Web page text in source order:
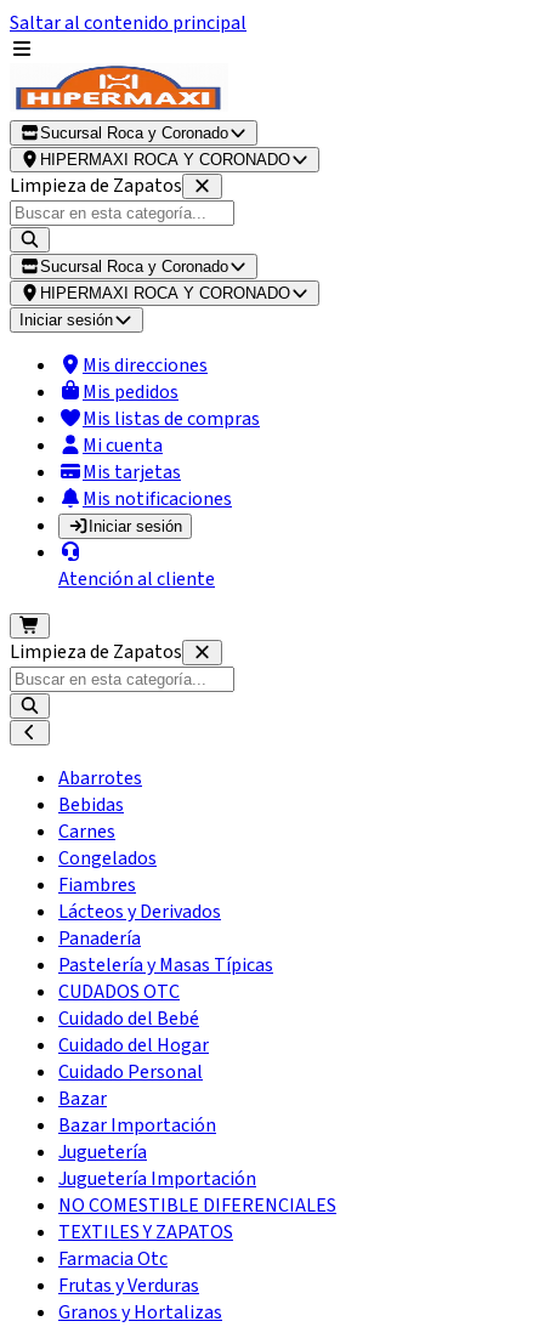
Saltar al contenido principal
Sucursal Roca y Coronado
HIPERMAXI ROCA Y CORONADO
Limpieza de Zapatos
Sucursal Roca y Coronado
HIPERMAXI ROCA Y CORONADO
Iniciar sesión
Mis direcciones
Mis pedidos
Mis listas de compras
Mi cuenta
Mis tarjetas
Mis notificaciones
Iniciar sesión
Atención al cliente
Limpieza de Zapatos
Abarrotes
Bebidas
Carnes
Congelados
Fiambres
Lácteos y Derivados
Panadería
Pastelería y Masas Típicas
CUDADOS OTC
Cuidado del Bebé
Cuidado del Hogar
Cuidado Personal
Bazar
Bazar Importación
Juguetería
Juguetería Importación
NO COMESTIBLE DIFERENCIALES
TEXTILES Y ZAPATOS
Farmacia Otc
Frutas y Verduras
Granos y Hortalizas